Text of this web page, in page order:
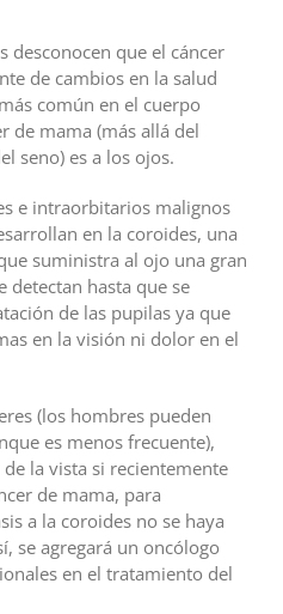
desconocen que el cáncer
de cambios en la salud
común en el cuerpo
de mama (más allá del
seno) es a los ojos.
e intraorbitarios malignos
en la coroides, una
suministra al ojo una gran
detectan hasta que se
de las pupilas ya que
en la visión ni dolor en el
(los hombres pueden
es menos frecuente),
la vista si recientemente
de mama, para
a la coroides no se haya
se agregará un oncólogo
en el tratamiento del